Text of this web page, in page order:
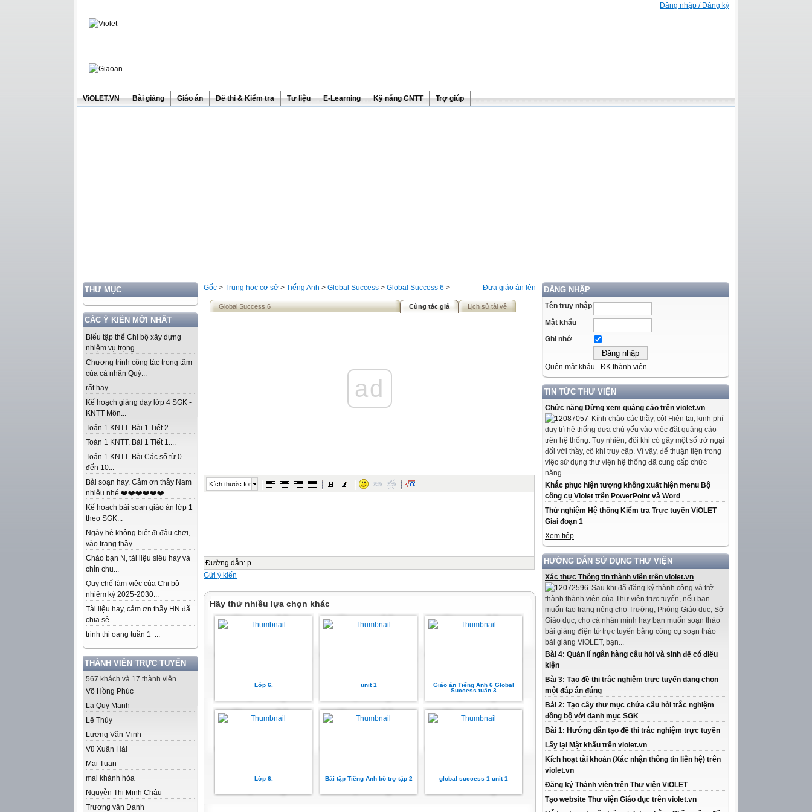
Đăng nhập / Đăng ký
ViOLET.VN Bài giảng Giáo án Đề thi & Kiểm tra Tư liệu E-Learning Kỹ năng CNTT Trợ giúp
THƯ MỤC
CÁC Ý KIẾN MỚI NHẤT
Biểu tập thể Chi bộ xây dựng
nhiệm vụ trọng...
Chương trình công tác trọng tâm
của cá nhân Quý...
rất hay...
Kế hoạch giảng dạy lớp 4 SGK -
KNTT Môn...
Toán 1 KNTT. Bài 1 Tiết 2....
Toán 1 KNTT. Bài 1 Tiết 1....
Toán 1 KNTT. Bài Các số từ 0
đến 10...
Bài soạn hay. Cảm ơn thầy Nam
nhiều nhé ❤️❤️❤️❤️❤️❤️...
Kế hoạch bài soạn giáo án lớp 1
theo SGK...
Ngày hè không biết đi đâu chơi,
vào trang thầy...
Chào bạn N, tài liệu siêu hay và
chỉn chu...
Quy chế làm việc của Chi bộ
nhiệm kỳ 2025-2030...
Tài liệu hay, cảm ơn thầy HN đã
chia sẻ....
trinh thi oang tuần 1 ...
THÀNH VIÊN TRỰC TUYẾN
567 khách và 17 thành viên
Võ Hồng Phúc
La Quy Manh
Lê Thủy
Lương Văn Minh
Vũ Xuân Hải
Mai Tuan
mai khánh hòa
Nguyễn Thi Minh Châu
Trương văn Danh
ĐĂNG NHẬP
Tên truy nhập
Mật khẩu
Ghi nhớ
Quên mật khẩu ĐK thành viên
TIN TỨC THƯ VIỆN
Chức năng Dừng xem quảng cáo trên violet.vn
Kính chào các thầy, cô! Hiện tại, kinh phí
duy trì hệ thống dựa chủ yếu vào việc đặt quảng cáo
trên hệ thống. Tuy nhiên, đôi khi có gây một số trở ngại
đối với thầy, cô khi truy cập. Vì vậy, để thuận tiện trong
việc sử dụng thư viện hệ thống đã cung cấp chức
năng...
Khắc phục hiện tượng không xuất hiện menu Bộ
công cụ Violet trên PowerPoint và Word
Thử nghiệm Hệ thống Kiểm tra Trực tuyến ViOLET
Giai đoạn 1
Xem tiếp
HƯỚNG DẪN SỬ DỤNG THƯ VIỆN
Xác thực Thông tin thành viên trên violet.vn
Sau khi đã đăng ký thành công và trở
thành thành viên của Thư viện trực tuyến, nếu bạn
muốn tạo trang riêng cho Trường, Phòng Giáo dục, Sở
Giáo dục, cho cá nhân mình hay bạn muốn soạn thảo
bài giảng điện tử trực tuyến bằng công cụ soạn thảo
bài giảng ViOLET, bạn...
Bài 4: Quản lí ngân hàng câu hỏi và sinh đề có điều
kiện
Bài 3: Tạo đề thi trắc nghiệm trực tuyến dạng chọn
một đáp án đúng
Bài 2: Tạo cây thư mục chứa câu hỏi trắc nghiệm
đồng bộ với danh mục SGK
Bài 1: Hướng dẫn tạo đề thi trắc nghiệm trực tuyến
Lấy lại Mật khẩu trên violet.vn
Kích hoạt tài khoản (Xác nhận thông tin liên hệ) trên
violet.vn
Đăng ký Thành viên trên Thư viện ViOLET
Tạo website Thư viện Giáo dục trên violet.vn
Đưa giáo án lên
Gốc > Trung học cơ sở > Tiếng Anh > Global Success > Global Success 6 >
Global Success 6 Cùng tác giả Lịch sử tải về
ad
Kích thước font
Đường dẫn: p
Gửi ý kiến
Hãy thử nhiều lựa chọn khác
Lớp 6. unit 1
Giáo án Tiếng Anh 6 Global
Success tuần 3
Lớp 6. Bài tập Tiếng Anh bổ trợ tập 2 global success 1 unit 1